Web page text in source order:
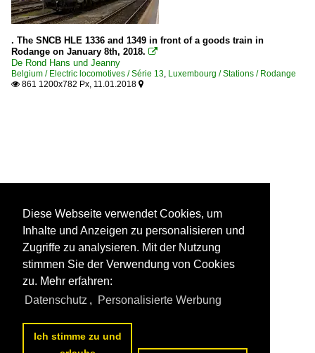
. The SNCB HLE 1336 and 1349 in front of a goods train in
Rodange on January 8th, 2018. 
De Rond Hans und Jeanny
Belgium / Electric locomotives / Série 13 Luxembourg / Stations / Rodange
 861 1200x782 Px, 11.01.2018 
Diese Webseite verwendet Cookies, um
Inhalte und Anzeigen zu personalisieren und
Zugriffe zu analysieren. Mit der Nutzung
stimmen Sie der Verwendung von Cookies
zu. Mehr erfahren:
Datenschutz , Personalisierte Werbung
Ich stimme zu und